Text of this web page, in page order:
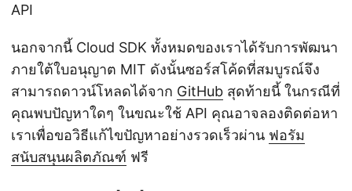
API
นอกจากนี้ Cloud SDK ทั้งหมดของเราได้รับการพัฒนา
ภายใต้ใบอนุญาต MIT ดังนั้นซอร์สโค้ดที่สมบูรณ์จึง
สามารถดาวน์โหลดได้จาก GitHub สุดท้ายนี้ ในกรณีที่
คุณพบปัญหาใดๆ ในขณะใช้ API คุณอาจลองติดต่อหา
เราเพื่อขอวิธีแก้ไขปัญหาอย่างรวดเร็วผ่าน ฟอรัม
สนับสนุนผลิตภัณฑ์ ฟรี